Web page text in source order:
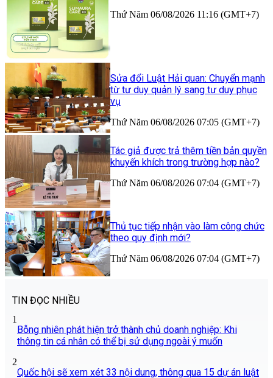
Thứ Năm 06/08/2026 11:16 (GMT+7)
Sửa đổi Luật Hải quan: Chuyển mạnh
từ tư duy quản lý sang tư duy phục
vụ
Thứ Năm 06/08/2026 07:05 (GMT+7)
Tác giả được trả thêm tiền bản quyền
khuyến khích trong trường hợp nào?
Thứ Năm 06/08/2026 07:04 (GMT+7)
Thủ tục tiếp nhận vào làm công chức
theo quy định mới?
Thứ Năm 06/08/2026 07:04 (GMT+7)
TIN ĐỌC NHIỀU
1
Bỗng nhiên phát hiện trở thành chủ doanh nghiệp: Khi
thông tin cá nhân có thể bị sử dụng ngoài ý muốn
2
Quốc hội sẽ xem xét 33 nội dung, thông qua 15 dự án luật